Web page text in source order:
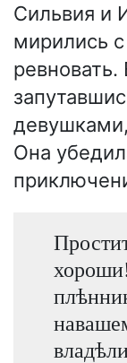
Сильвия и
мирились с
Она